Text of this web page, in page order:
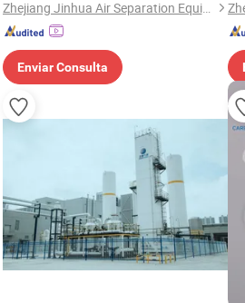
Zhejiang Jinhua Air Separation Equipment Co., Ltd
Enviar Consulta